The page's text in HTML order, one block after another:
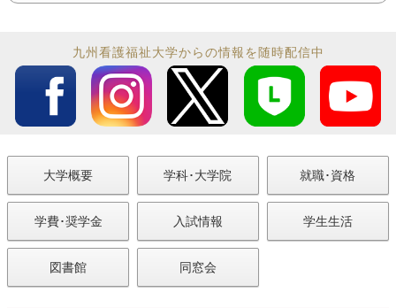
九州看護福祉大学からの情報を随時配信中
大学概要 学科･大学院 就職･資格
学費･奨学金 入試情報 学生生活
図書館 同窓会